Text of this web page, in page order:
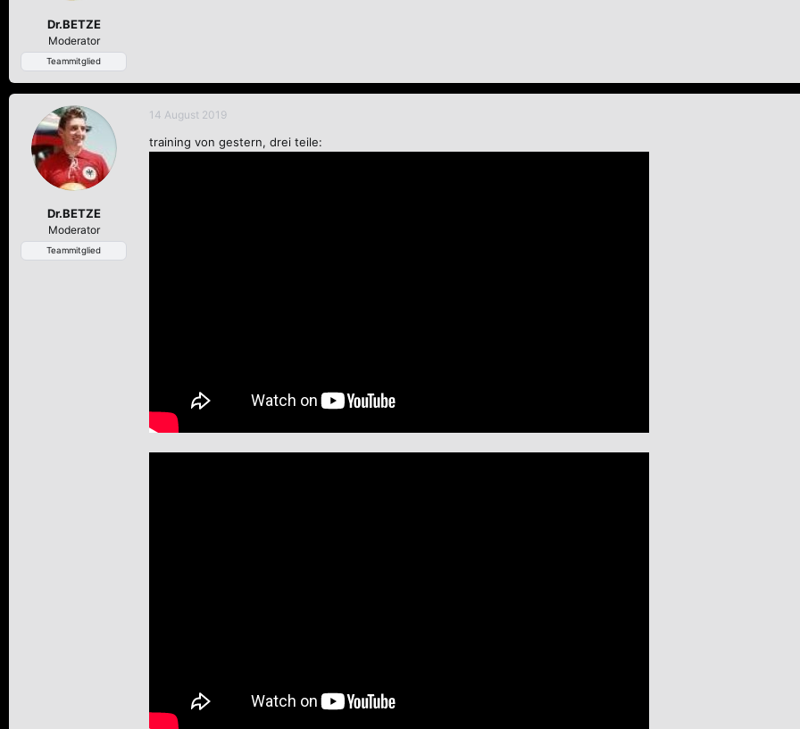
Dr.BETZE
Moderator
Teammitglied
Dr.BETZE
Moderator
Teammitglied
14 August 2019
training von gestern, drei teile: